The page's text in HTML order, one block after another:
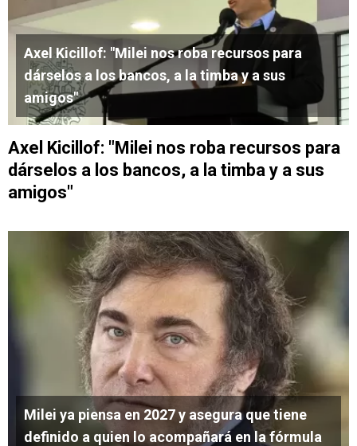
Axel Kicillof: "Milei nos roba recursos para
dárselos a los bancos, a la timba y a sus
amigos"
Axel Kicillof: "Milei nos roba recursos para
dárselos a los bancos, a la timba y a sus
amigos"
Milei ya piensa en 2027 y asegura que tiene
definido a quien lo acompañará en la fórmula